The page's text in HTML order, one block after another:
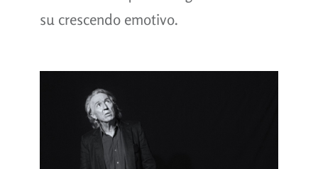
su crescendo emotivo.